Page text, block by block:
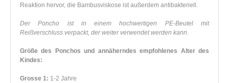
Reaktion hervor, die Bambusviskose ist außerdem antibakteriell.
Der Poncho ist in einem hochwertigen PE-Beutel mit
Reißverschluss verpackt, der weiter verwendet werden kann.
Größe des Ponchos und annäherndes empfohlenes Alter des
Kindes:
Grosse 1: 1-2 Jahre